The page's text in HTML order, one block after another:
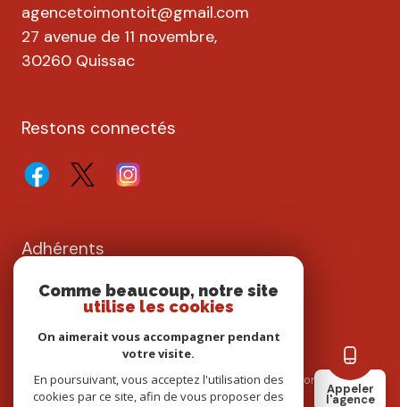
Appeler
l'agence
agencetoimontoit@gmail.com
27 avenue de 11 novembre,
30260 Quissac
Restons connectés
Adhérents
Nos partenaires Mentions légales Admin Nos honoraires
Comme beaucoup, notre site
utilise les cookies
On aimerait vous accompagner pendant
votre visite.
En poursuivant, vous acceptez l'utilisation des
cookies par ce site, afin de vous proposer des